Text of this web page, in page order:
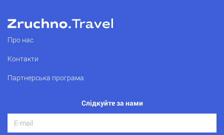
Про нас
Контакти
Партнерська програма
Слідкуйте за нами